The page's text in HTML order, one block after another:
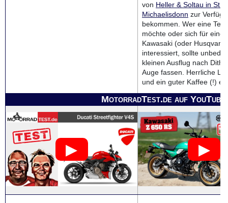
von Heller & Soltau in St.
Michaelisdonn zur
bekommen. Wer eine
möchte oder sich für eine
Kawasaki (oder
interessiert, sollte
kleinen Ausflug nach
Auge fassen. Herrliche
und ein guter Kaffee (!)
MotorradTest.de auf YouTube